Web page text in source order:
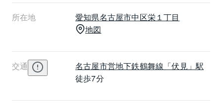
住居は3階から上にあります。中央にエレベーターホー
ルと共用廊下があって、東西に住戸が並んでいます。
東側の住戸は2戸ずつで、東向きバルコニーが共通で、
付いています。西側の住戸は階によって1戸か2戸で、
いずれも南向きバルコニーの住まいになります。カー
サビアンカ伏見があるのは名古屋市中区栄で、名古屋
所在地 愛知県名古屋市中区栄１丁目
地図
交通 名古屋市営地下鉄鶴舞線 「伏見」駅
徒歩7分